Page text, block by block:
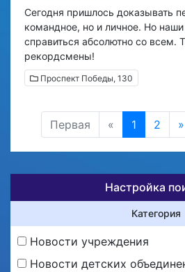
Сегодня пришлось доказывать
командное, но и личное. Но наши
справиться абсолютно со всем.
рекордсмены!
Проспект Победы, 130
Первая « 1 2 »
Настройка
Категория
Новости учреждения
Новости детских